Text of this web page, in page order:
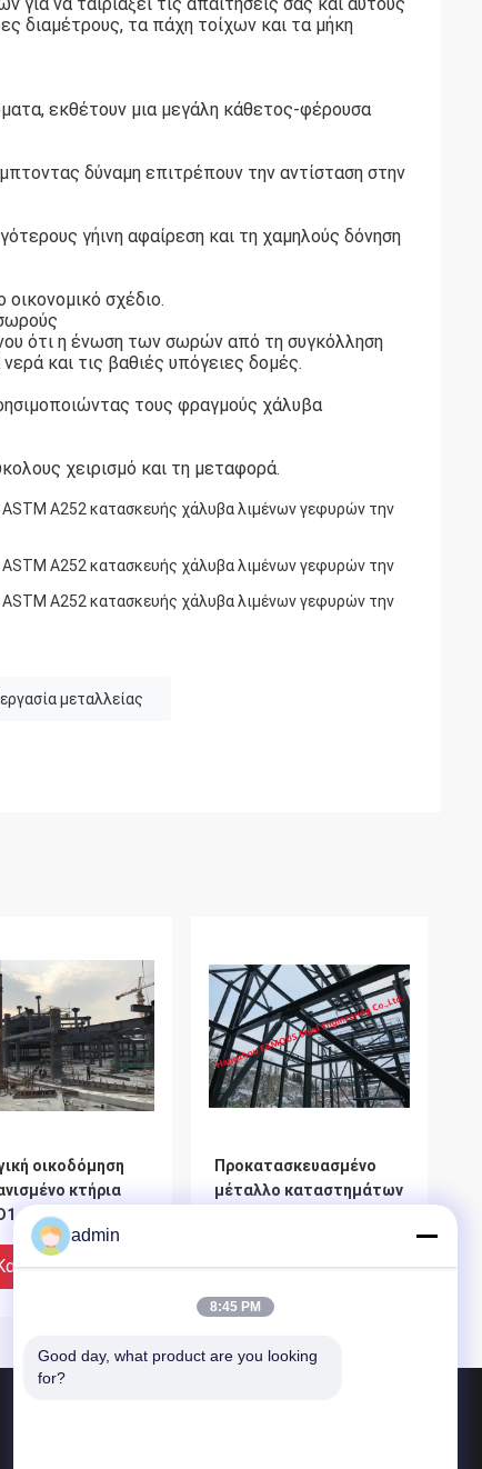
διαμέτρους, τα πάχη τοίχων και τα μήκη
εκθέτουν μια μεγάλη κάθετος-φέρουσα
δύναμη επιτρέπουν την αντίσταση στην
γήινη αφαίρεση και τη χαμηλούς δόνηση
σχέδιο.
ότι η ένωση των σωρών από τη συγκόλληση
και τις βαθιές υπόγειες δομές.
τους φραγμούς χάλυβα
χειρισμό και τη μεταφορά.
μεταλλείας
οικοδόμηση
κτήρια
1.5 πλαισίων
χάλυβα
Τιμή
Προκατασκευασμένο
μέταλλο καταστημάτων
οικοδόμησης δομών
χάλυβα εμπορικό
Καλύτερη Τιμή
admin
8:45 PM
Good day, what product are you looking
for?